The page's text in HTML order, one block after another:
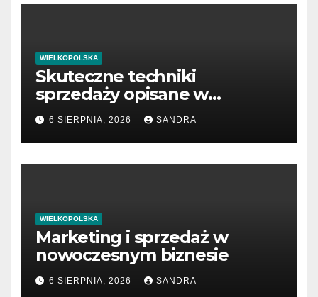
WIELKOPOLSKA
Skuteczne techniki
sprzedaży opisane w
książkach
6 SIERPNIA, 2026 SANDRA
WIELKOPOLSKA
Marketing i sprzedaż w
nowoczesnym biznesie
6 SIERPNIA, 2026 SANDRA